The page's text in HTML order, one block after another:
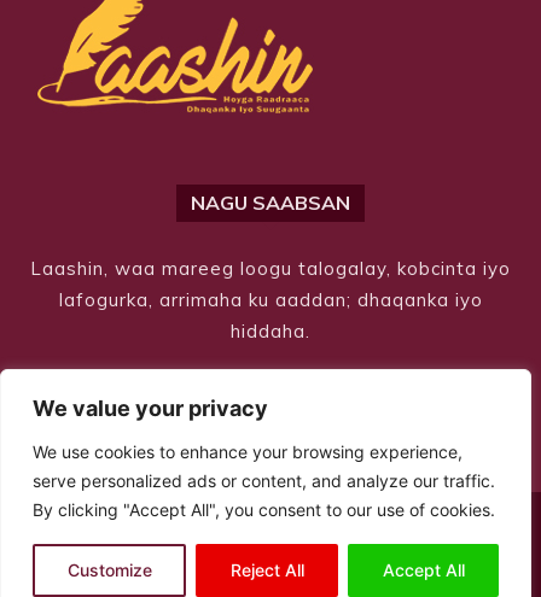
We value your privacy
We use cookies to enhance your browsing experience,
serve personalized ads or content, and analyze our traffic.
By clicking "Accept All", you consent to our use of cookies.
Customize Reject All Accept All
NAGU SAABSAN
Laashin, waa mareeg loogu talogalay, kobcinta iyo
lafogurka, arrimaha ku aaddan; dhaqanka iyo
hiddaha.
© Copyright 2026 – Laashin. All Rights Reserved
Site Designed by ILEYS INC.